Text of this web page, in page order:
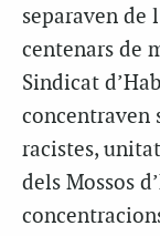
separaven de
centenars de
Sindicat
concentraven
racistes,
dels Mossos